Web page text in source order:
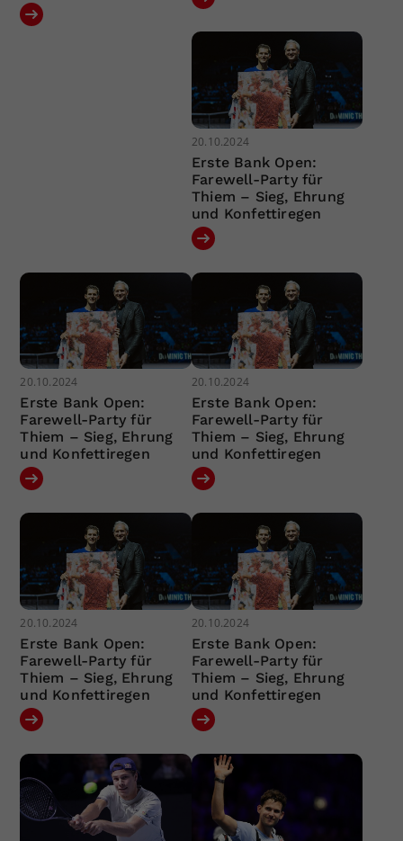
20.10.2024
Erste Bank Open:
Farewell-Party für
Thiem – Sieg, Ehrung
und Konfettiregen
20.10.2024
Erste Bank Open:
Farewell-Party für
Thiem – Sieg, Ehrung
und Konfettiregen
20.10.2024
Erste Bank Open:
Farewell-Party für
Thiem – Sieg, Ehrung
und Konfettiregen
20.10.2024
Erste Bank Open:
Farewell-Party für
Thiem – Sieg, Ehrung
und Konfettiregen
20.10.2024
Erste Bank Open:
Farewell-Party für
Thiem – Sieg, Ehrung
und Konfettiregen